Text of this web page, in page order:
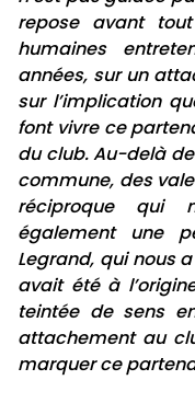
repose avant
humaines
années, sur un
sur l’implication
font vivre ce
du club. Au-delà
commune, des
réciproque qui
également une
Legrand, qui nous
avait été à
teintée de sens
attachement au
marquer ce